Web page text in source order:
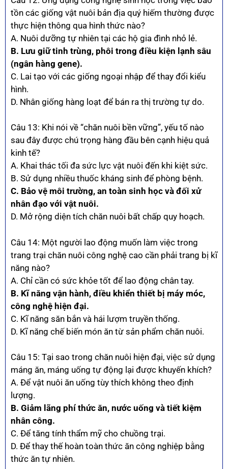
tồn các giống vật nuôi bản địa quý hiếm thường được
thực hiện thông qua hình thức nào?
A. Nuôi dưỡng tự nhiên tại các hộ gia đình nhỏ lẻ.
B. Lưu giữ tinh trùng, phôi trong điều kiện lạnh sâu
(ngân hàng gene).
C. Lai tạo với các giống ngoại nhập để thay đổi kiểu
hình.
D. Nhân giống hàng loạt để bán ra thị trường tự do.
Câu 13: Khi nói về “chăn nuôi bền vững”, yếu tố nào
sau đây được chú trọng hàng đầu bên cạnh hiệu quả
kinh tế?
A. Khai thác tối đa sức lực vật nuôi đến khi kiệt sức.
B. Sử dụng nhiều thuốc kháng sinh để phòng bệnh.
C. Bảo vệ môi trường, an toàn sinh học và đối xử
nhân đạo với vật nuôi.
D. Mở rộng diện tích chăn nuôi bất chấp quy hoạch.
Câu 14: Một người lao động muốn làm việc trong
trang trại chăn nuôi công nghệ cao cần phải trang bị kĩ
năng nào?
A. Chỉ cần có sức khỏe tốt để lao động chân tay.
B. Kĩ năng vận hành, điều khiển thiết bị máy móc,
công nghệ hiện đại.
C. Kĩ năng săn bắn và hái lượm truyền thống.
D. Kĩ năng chế biến món ăn từ sản phẩm chăn nuôi.
Câu 15: Tại sao trong chăn nuôi hiện đại, việc sử dụng
máng ăn, máng uống tự động lại được khuyến khích?
A. Để vật nuôi ăn uống tùy thích không theo định
lượng.
B. Giảm lãng phí thức ăn, nước uống và tiết kiệm
nhân công.
C. Để tăng tính thẩm mỹ cho chuồng trại.
D. Để thay thế hoàn toàn thức ăn công nghiệp bằng
thức ăn tự nhiên.